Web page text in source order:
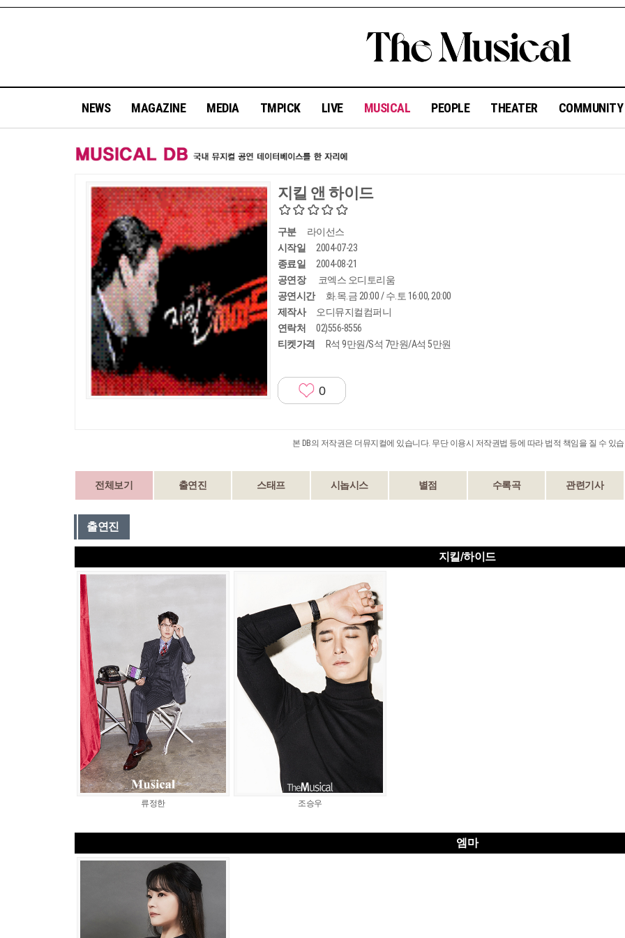
NEWS MAGAZINE MEDIA TMPICK LIVE MUSICAL PEOPLE THEATER COMMUNITY
지킬 앤 하이드
구분
라이선스
시작일
2004-07-23
종료일
2004-08-21
공연장
코엑스 오디토리움
공연시간
화.목.금 20:00 / 수.토 16:00, 20:00
제작사
오디뮤지컬컴퍼니
연락처
02)556-8556
티켓가격
R석 9만원/S석 7만원/A석 5만원
0
본 DB의 저작권은 더뮤지컬에 있습니다. 무단 이용시 저작권법 등에 따라 법적 책임을 질 수 있
전체보기 출연진 스태프 시놉시스 별점 수록곡 관련기사
출연진
지킬/하이드
류정한 조승우
엠마